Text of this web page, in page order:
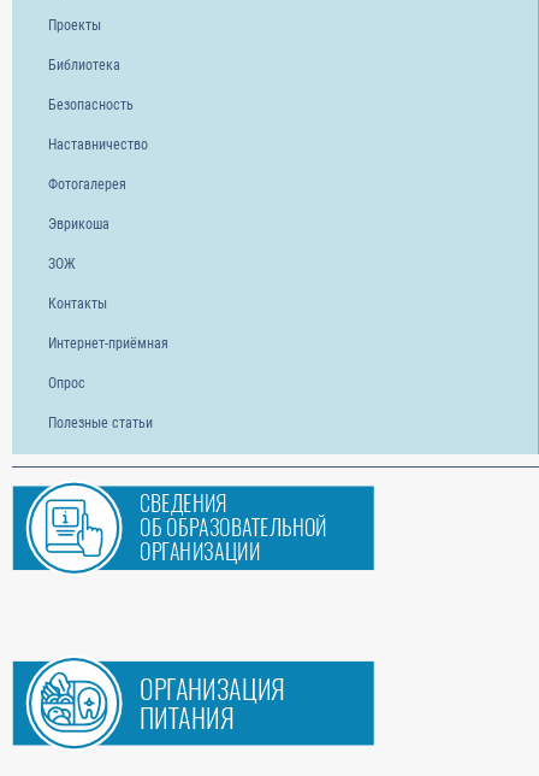
Проекты
Библиотека
Безопасность
Наставничество
Фотогалерея
Эврикоша
ЗОЖ
Контакты
Интернет-приёмная
Опрос
Полезные статьи